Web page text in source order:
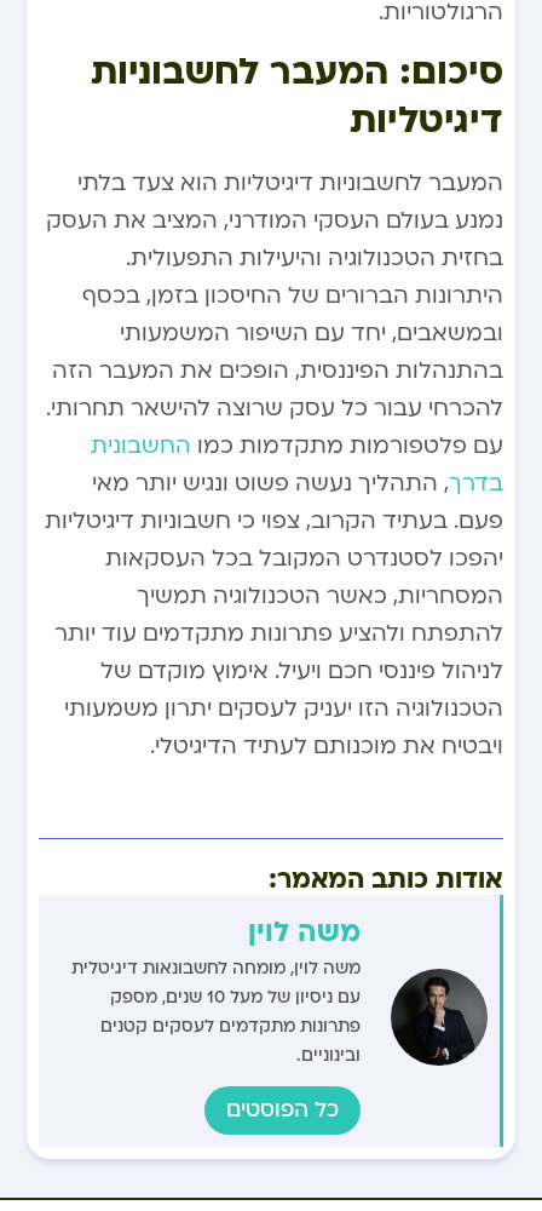
הרגולטוריות.
סיכום: המעבר לחשבוניות
דיגיטליות
המעבר לחשבוניות דיגיטליות הוא צעד בלתי
נמנע בעולם העסקי המודרני, המציב את העסק
בחזית הטכנולוגיה והיעילות התפעולית.
היתרונות הברורים של החיסכון בזמן, בכסף
ובמשאבים, יחד עם השיפור המשמעותי
בהתנהלות הפיננסית, הופכים את המעבר הזה
להכרחי עבור כל עסק שרוצה להישאר תחרותי.
עם פלטפורמות מתקדמות כמו החשבונית
בדרך, התהליך נעשה פשוט ונגיש יותר מאי
פעם. בעתיד הקרוב, צפוי כי חשבוניות דיגיטליות
יהפכו לסטנדרט המקובל בכל העסקאות
המסחריות, כאשר הטכנולוגיה תמשיך
להתפתח ולהציע פתרונות מתקדמים עוד יותר
לניהול פיננסי חכם ויעיל. אימוץ מוקדם של
הטכנולוגיה הזו יעניק לעסקים יתרון משמעותי
ויבטיח את מוכנותם לעתיד הדיגיטלי.
אודות כותב המאמר:
משה לוין
משה לוין, מומחה לחשבונאות דיגיטלית
עם ניסיון של מעל 10 שנים, מספק
פתרונות מתקדמים לעסקים קטנים
ובינוניים.
כל הפוסטים